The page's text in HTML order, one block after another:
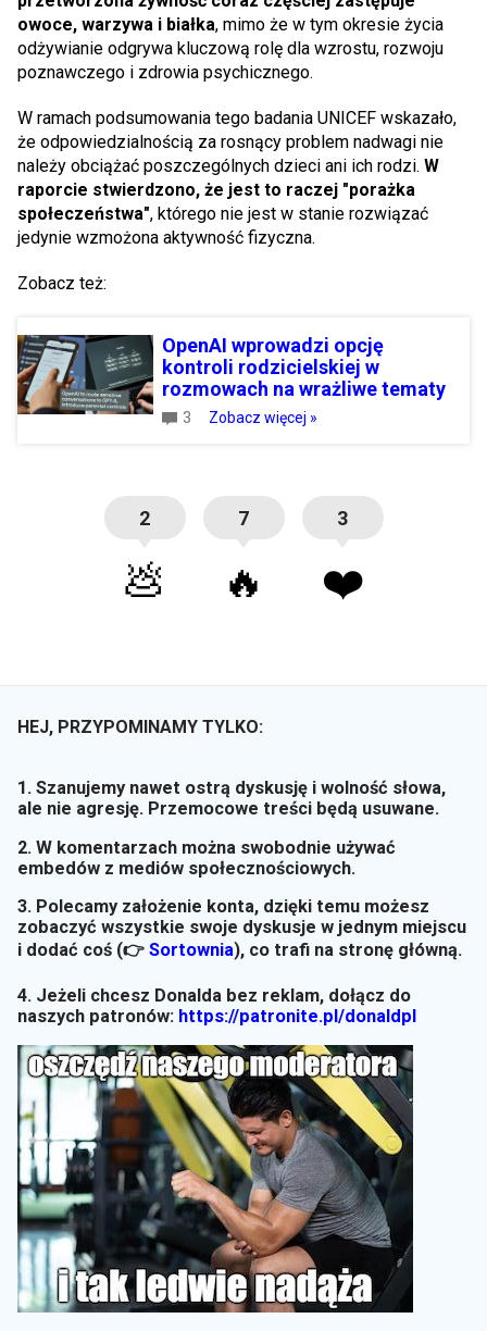
owoce, warzywa i białka, mimo że w tym okresie życia
odżywianie odgrywa kluczową rolę dla wzrostu, rozwoju
poznawczego i zdrowia psychicznego.
W ramach podsumowania tego badania UNICEF wskazało,
że odpowiedzialnością za rosnący problem nadwagi nie
należy obciążać poszczególnych dzieci ani ich rodzi. W
raporcie stwierdzono, że jest to raczej "porażka
społeczeństwa", którego nie jest w stanie rozwiązać
jedynie wzmożona aktywność fizyczna.
Zobacz też:
OpenAI wprowadzi opcję
kontroli rodzicielskiej w
rozmowach na wrażliwe tematy
3 Zobacz więcej »
2
💩
7
🔥
3
❤️
HEJ, PRZYPOMINAMY TYLKO:
1. Szanujemy nawet ostrą dyskusję i wolność słowa,
ale nie agresję. Przemocowe treści będą usuwane.
2. W komentarzach można swobodnie używać
embedów z mediów społecznościowych.
3. Polecamy założenie konta, dzięki temu możesz
zobaczyć wszystkie swoje dyskusje w jednym miejscu
i dodać coś (👉 Sortownia), co trafi na stronę główną.
4. Jeżeli chcesz Donalda bez reklam, dołącz do
naszych patronów: https://patronite.pl/donaldpl